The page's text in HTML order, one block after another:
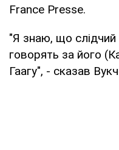
France Presse.
"Я знаю, що слідчий
говорять за його
Гаагу", - сказав